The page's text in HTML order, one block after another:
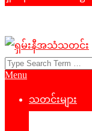
ရှမ်း
Search
Primary
Menu
သတင်းများ